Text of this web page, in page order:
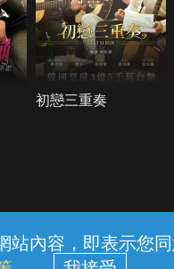
內容，即表示您
初戀三重奏